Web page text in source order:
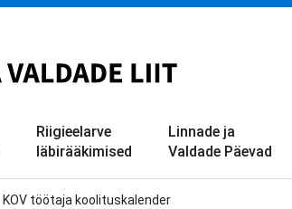
Riigieelarve
läbirääkimised
Linnade ja
Valdade Päevad
KOV töötaja koolituskalender